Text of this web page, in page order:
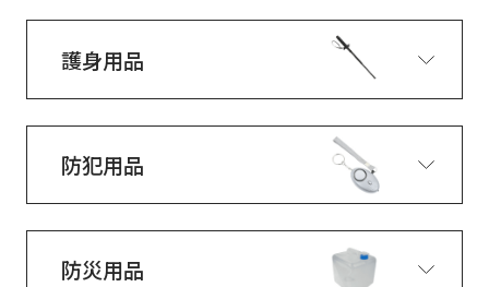
護身用品
防犯用品
防災用品